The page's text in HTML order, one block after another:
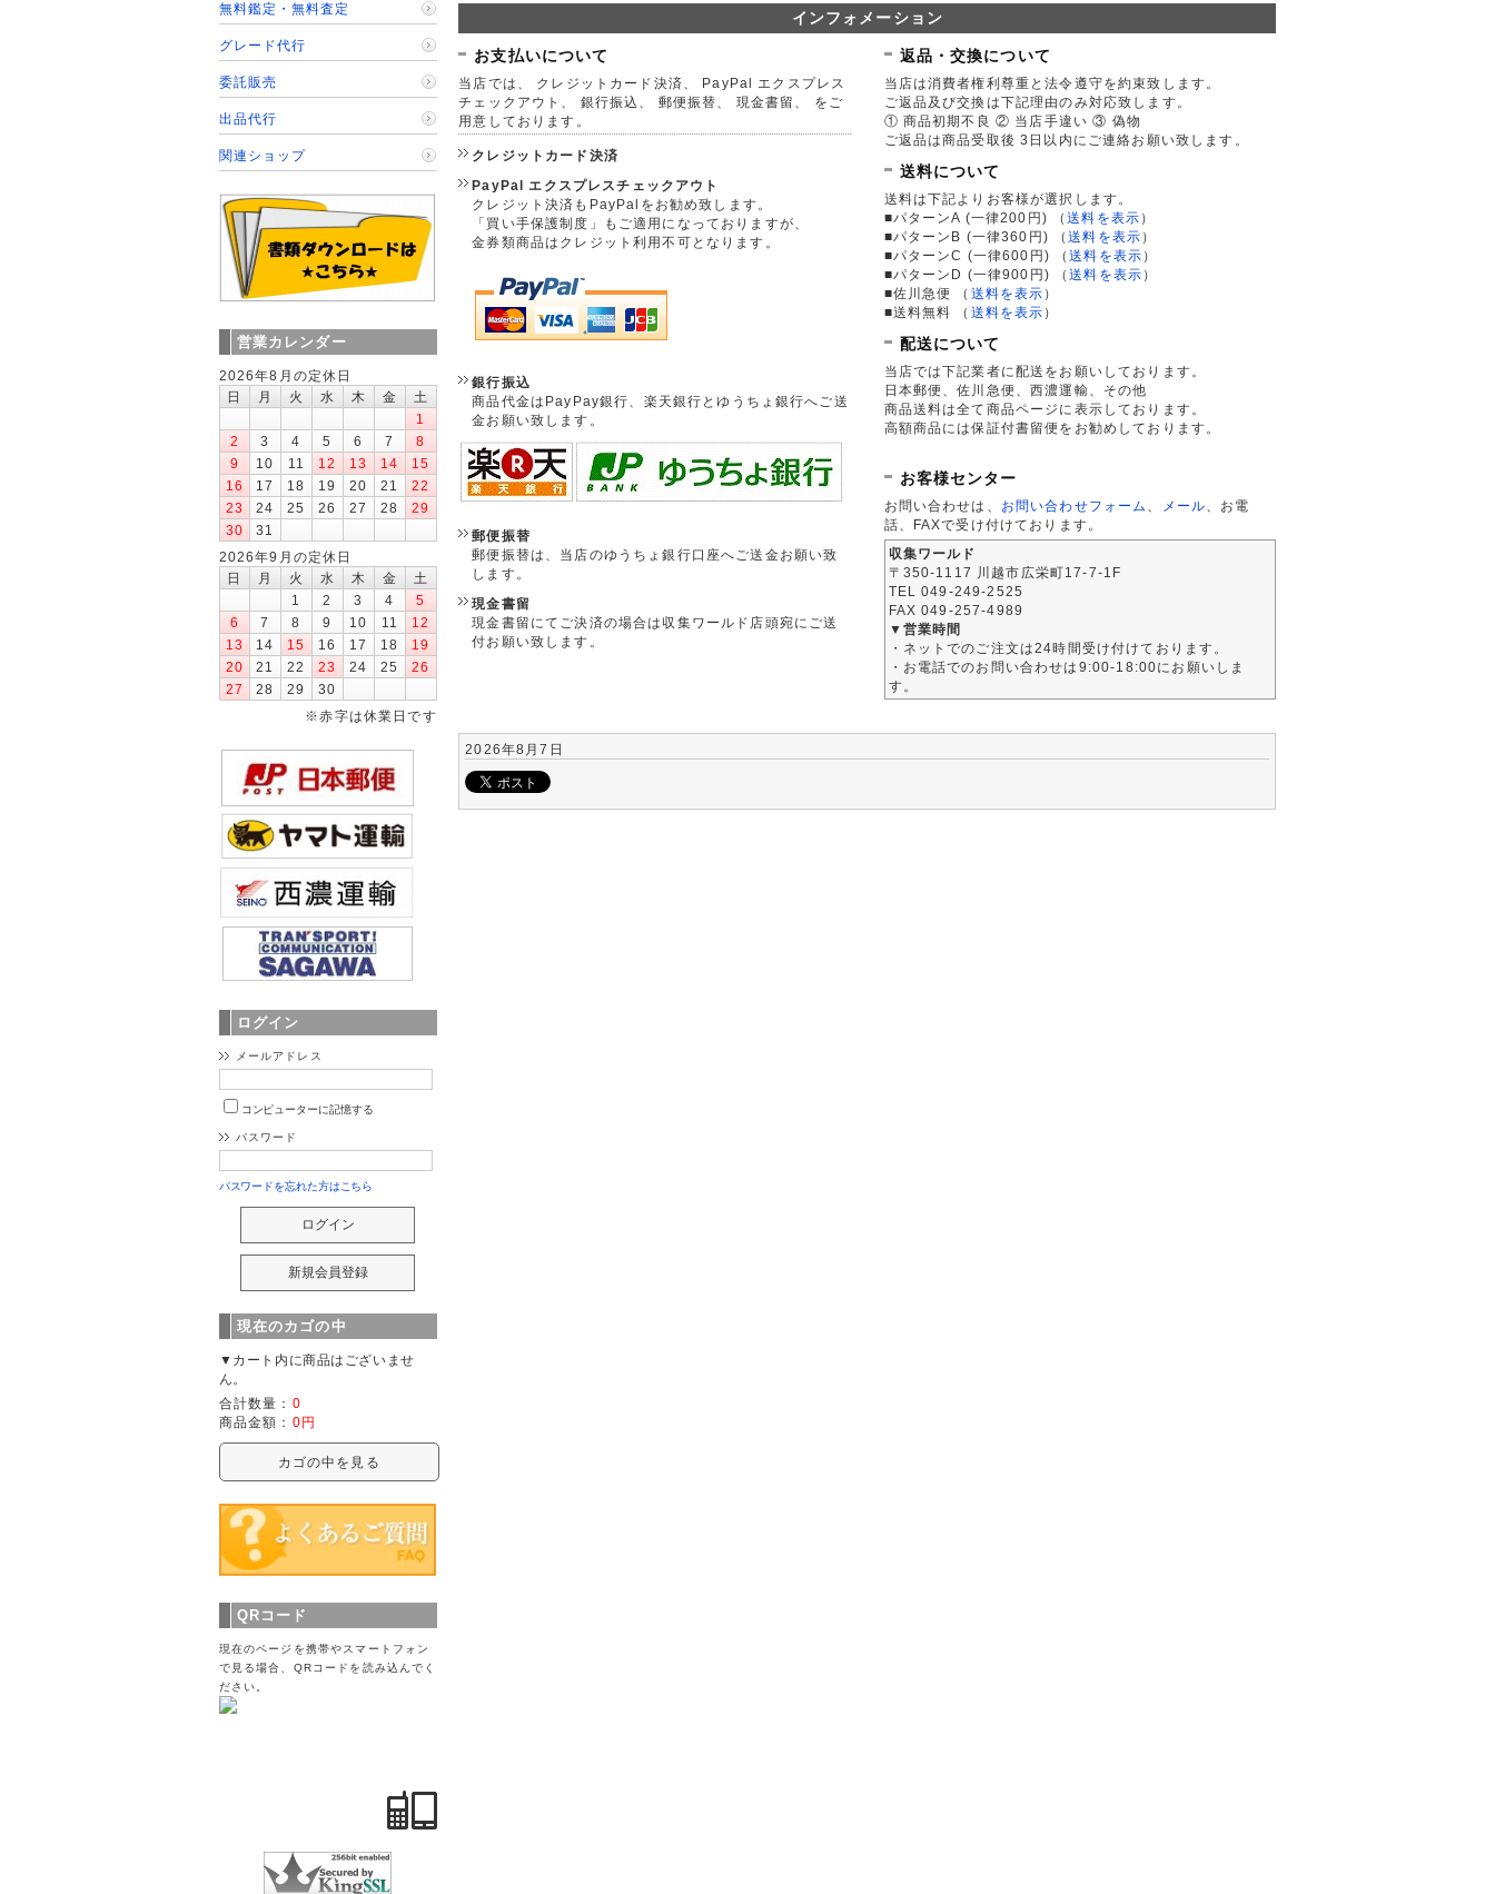
インフォメーション
お支払いについて
当店では、 クレジットカード決済、 PayPal エクスプレス
チェックアウト、 銀行振込、 郵便振替、 現金書留、 をご
用意しております。
クレジットカード決済
PayPal エクスプレスチェックアウト
クレジット決済もPayPalをお勧め致します。
「買い手保護制度」もご適用になっておりますが、
金券類商品はクレジット利用不可となります。
銀行振込
商品代金はPayPay銀行、楽天銀行とゆうちょ銀行へご送
金お願い致します。
郵便振替
郵便振替は、当店のゆうちょ銀行口座へご送金お願い致
します。
現金書留
現金書留にてご決済の場合は収集ワールド店頭宛にご送
付お願い致します。
返品・交換について
当店は消費者権利尊重と法令遵守を約束致します。
ご返品及び交換は下記理由のみ対応致します。
① 商品初期不良 ② 当店手違い ③ 偽物
ご返品は商品受取後 3日以内にご連絡お願い致します。
送料について
送料は下記よりお客様が選択します。
■パターンA (一律200円)
（送料を表示 ）
■パターンB (一律360円)
（送料を表示 ）
■パターンC (一律600円)
（送料を表示 ）
■パターンD (一律900円)
（送料を表示 ）
■佐川急便
（ 送料を表示 ）
■送料無料
（ 送料を表示 ）
配送について
当店では下記業者に配送をお願いしております。
日本郵便、佐川急便、西濃運輸、その他
商品送料は全て商品ページに表示しております。
高額商品には保証付書留便をお勧めしております。
お客様センター
お問い合わせは、 お問い合わせフォーム メール 、お電
話、FAXで受け付けております。
収集ワールド
〒350-1117 川越市広栄町17-7-1F
TEL 049-249-2525
FAX 049-257-4989
▼営業時間
・ネットでのご注文は24時間受け付けております。
・お電話でのお問い合わせは9:00-18:00にお願いしま
す。
2026年8月7日
無料鑑定・無料査定
グレード代行
委託販売
出品代行
関連ショップ
営業カレンダー
2026年8月の定休日
日
月 火 水 木 金
土
1
2
3 4 5 6 7
8
9
10 11 12 13 14
15
16
17 18 19 20 21
22
23
24 25 26 27 28
29
30
31
2026年9月の定休日
日
月 火 水 木 金
土
1
2 3 4
5
6
7 8 9 10 11
12
13
14 15 16 17 18
19
20
21 22 23 24 25
26
27
28 29
30
※赤字は休業日です
ログイン
メールアドレス
コンピューターに記憶する
パスワード
パスワードを忘れた方はこちら
現在のカゴの中
▼カート内に商品はございませ
ん。
合計数量： 0
商品金額： 0円
カゴの中を見る
QRコード
現在のページを携帯やスマートフォン
で見る場合、QRコードを読み込んでく
ださい。